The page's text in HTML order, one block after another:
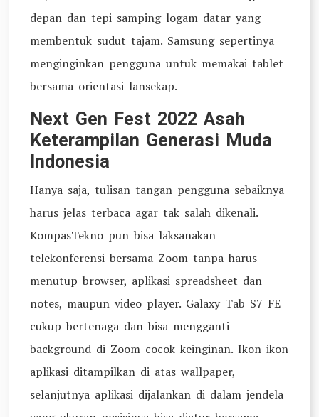
depan dan tepi samping logam datar yang
membentuk sudut tajam. Samsung sepertinya
menginginkan pengguna untuk memakai tablet
bersama orientasi lansekap.
Next Gen Fest 2022 Asah
Keterampilan Generasi Muda
Indonesia
Hanya saja, tulisan tangan pengguna sebaiknya
harus jelas terbaca agar tak salah dikenali.
KompasTekno pun bisa laksanakan
telekonferensi bersama Zoom tanpa harus
menutup browser, aplikasi spreadsheet dan
notes, maupun video player. Galaxy Tab S7 FE
cukup bertenaga dan bisa mengganti
background di Zoom cocok keinginan. Ikon-ikon
aplikasi ditampilkan di atas wallpaper,
selanjutnya aplikasi dijalankan di dalam jendela